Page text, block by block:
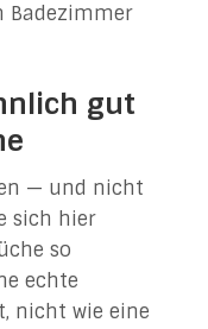
Badezimmer
gut
— und nicht
sich hier
so
echte
nicht wie eine